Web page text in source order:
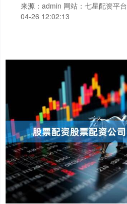
来源：admin 网站：七星配资平台
04-26 12:02:13